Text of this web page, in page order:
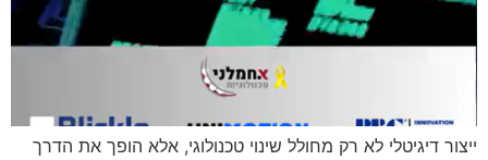
ייצור דיגיטלי לא רק מחולל שינוי טכנולוגי, אלא הופך את הדרך